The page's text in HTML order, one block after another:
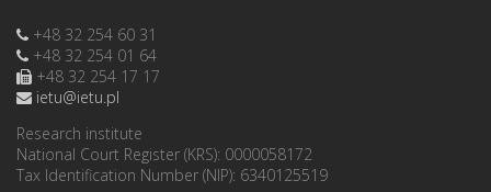
+48 32 254 60 31
+48 32 254 01 64
+48 32 254 17 17
ietu@ietu.pl
Research institute
National Court Register (KRS): 0000058172
Tax Identification Number (NIP): 6340125519